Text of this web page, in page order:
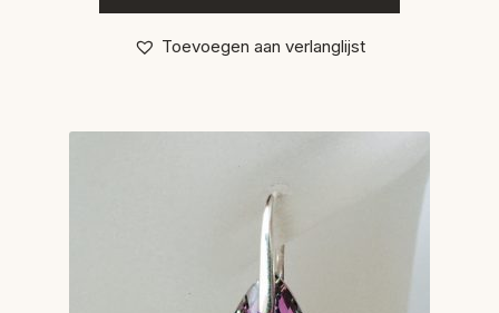
Toevoegen aan verlanglijst